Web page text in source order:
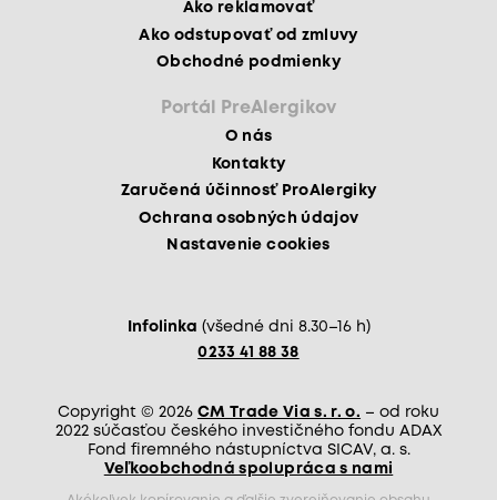
Ako reklamovať
Ako odstupovať od zmluvy
Obchodné podmienky
Portál PreAlergikov
O nás
Kontakty
Zaručená účinnosť ProAlergiky
Ochrana osobných údajov
Nastavenie cookies
Infolinka (všedné dni 8.30–16 h)
0233 41 88 38
Copyright © 2026 CM Trade Via s. r. o. – od roku
2022 súčasťou českého investičného fondu ADAX
Fond firemného nástupníctva SICAV, a. s.
Veľkoobchodná spolupráca s nami